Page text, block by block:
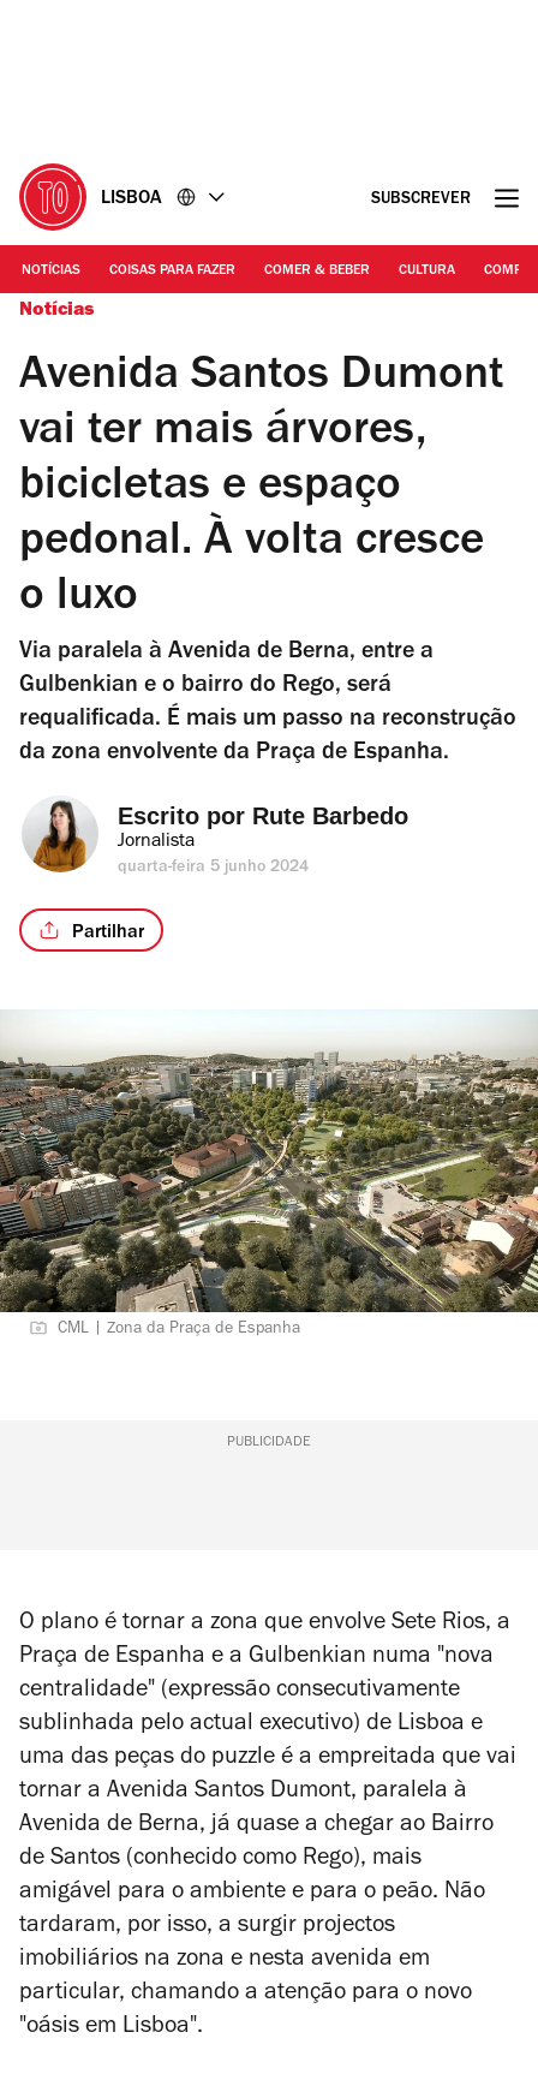
LISBOA SUBSCREVER
NOTÍCIAS COISAS PARA FAZER COMER & BEBER CULTURA
Notícias
Avenida Santos Dumont
vai ter mais árvores,
bicicletas e espaço
pedonal. À volta cresce
o luxo
Via paralela à Avenida de Berna, entre a
Gulbenkian e o bairro do Rego, será
requalificada. É mais um passo na reconstrução
da zona envolvente da Praça de Espanha.
Escrito por Rute Barbedo
Jornalista
quarta-feira 5 junho 2024
Partilhar
CML | Zona da Praça de Espanha
PUBLICIDADE
O plano é tornar a zona que envolve Sete Rios, a
Praça de Espanha e a Gulbenkian numa "nova
centralidade" (expressão consecutivamente
sublinhada pelo actual executivo) de Lisboa e
uma das peças do puzzle é a empreitada que vai
tornar a Avenida Santos Dumont, paralela à
Avenida de Berna, já quase a chegar ao Bairro
de Santos (conhecido como Rego), mais
amigável para o ambiente e para o peão. Não
tardaram, por isso, a surgir projectos
imobiliários na zona e nesta avenida em
particular, chamando a atenção para o novo
"oásis em Lisboa".